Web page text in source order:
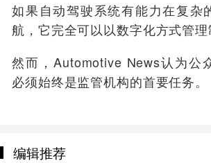
如果自动驾驶系统有能力在复杂
航，它完全可以以数字化方式管理
然而，Automotive News认为公
必须始终是监管机构的首要任务。
编辑推荐